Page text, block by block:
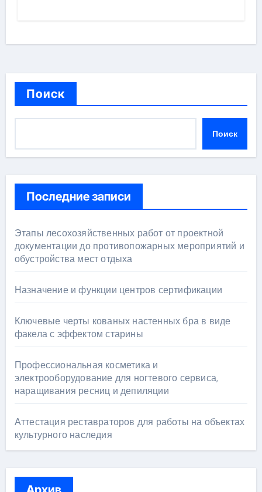
Поиск
Поиск
Последние записи
Этапы лесохозяйственных работ от проектной
документации до противопожарных мероприятий и
обустройства мест отдыха
Назначение и функции центров сертификации
Ключевые черты кованых настенных бра в виде
факела с эффектом старины
Профессиональная косметика и
электрооборудование для ногтевого сервиса,
наращивания ресниц и депиляции
Аттестация реставраторов для работы на объектах
культурного наследия